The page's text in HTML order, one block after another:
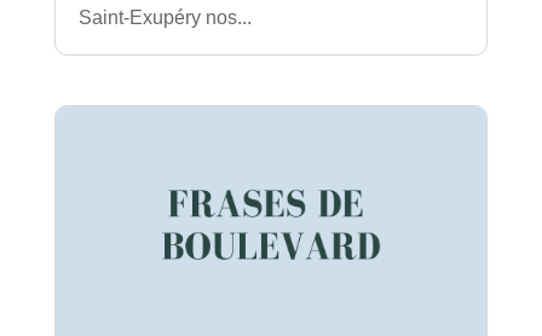
Saint-Exupéry nos...